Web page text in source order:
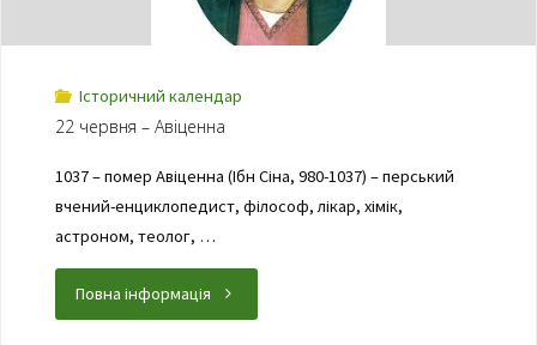
Історичний календар
22 червня – Авіценна
1037 – помер Авіценна (Ібн Сіна, 980-1037) – перський
вчений-енциклопедист, філософ, лікар, хімік,
астроном, теолог, …
Повна інформація